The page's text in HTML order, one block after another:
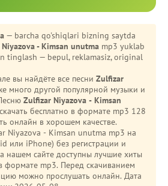
— barcha qo'shiqlari bizning saytda
- Kimsan unutma mp3 yuklab
tinglash — bepul, reklamasiz, original
вы найдёте все песни Zulfizar
много другой популярной музыки и
Zulfizar Niyazova - Kimsan
бесплатно в формате mp3 128
онлайн в хорошем качестве.
Niyazova - Kimsan unutma mp3 на
или iPhone) без регистрации и
нашем сайте доступны лучшие хиты
формате mp3. Перед скачиванием
можно прослушать онлайн. Дата